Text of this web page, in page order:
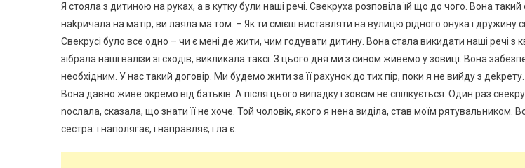
Я стояла з дитиною на руках, а в кутку були наші речі. Свекруха розповіла їй що до чого. Вона
наkричала на матір, ви лаяла ма том. – Як ти смієш виставляти на вулицю рідного онука і дружину
Свекрусі було все одно – чи є мені де жити, чим годувати дитину. Вона стала викидати наші речі з
зібрала наші валізи зі сходів, викликала таксі. З цього дня ми з сином живемо у зовиці. Вона
необхідним. У нас такий договір. Ми будемо жити за її рахунок до тих пір, поки я не вийду з
Вона давно живе окремо від батьків. А після цього випадку і зовсім не спілкується. Один раз
nослала, сказала, що знати її не хоче. Той чоловік, якого я нена виділа, став моїм рятувальником.
сестра: і наполягає, і направляє, і ла є.